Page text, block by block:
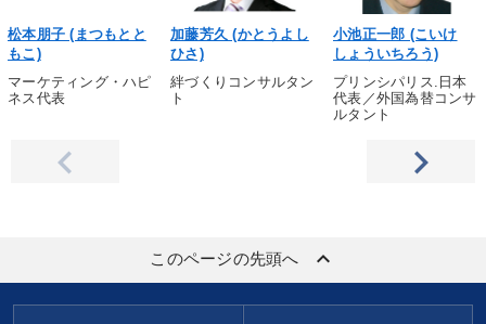
松本朋子 (まつもとと
もこ)
マーケティング・ハピ
ネス代表
加藤芳久 (かとうよし
ひさ)
絆づくりコンサルタン
ト
小池正一郎 (こいけ
しょういちろう)
プリンシパリス.日本
代表／外国為替コンサ
ルタント
このページの先頭へ keyboard_arrow_up